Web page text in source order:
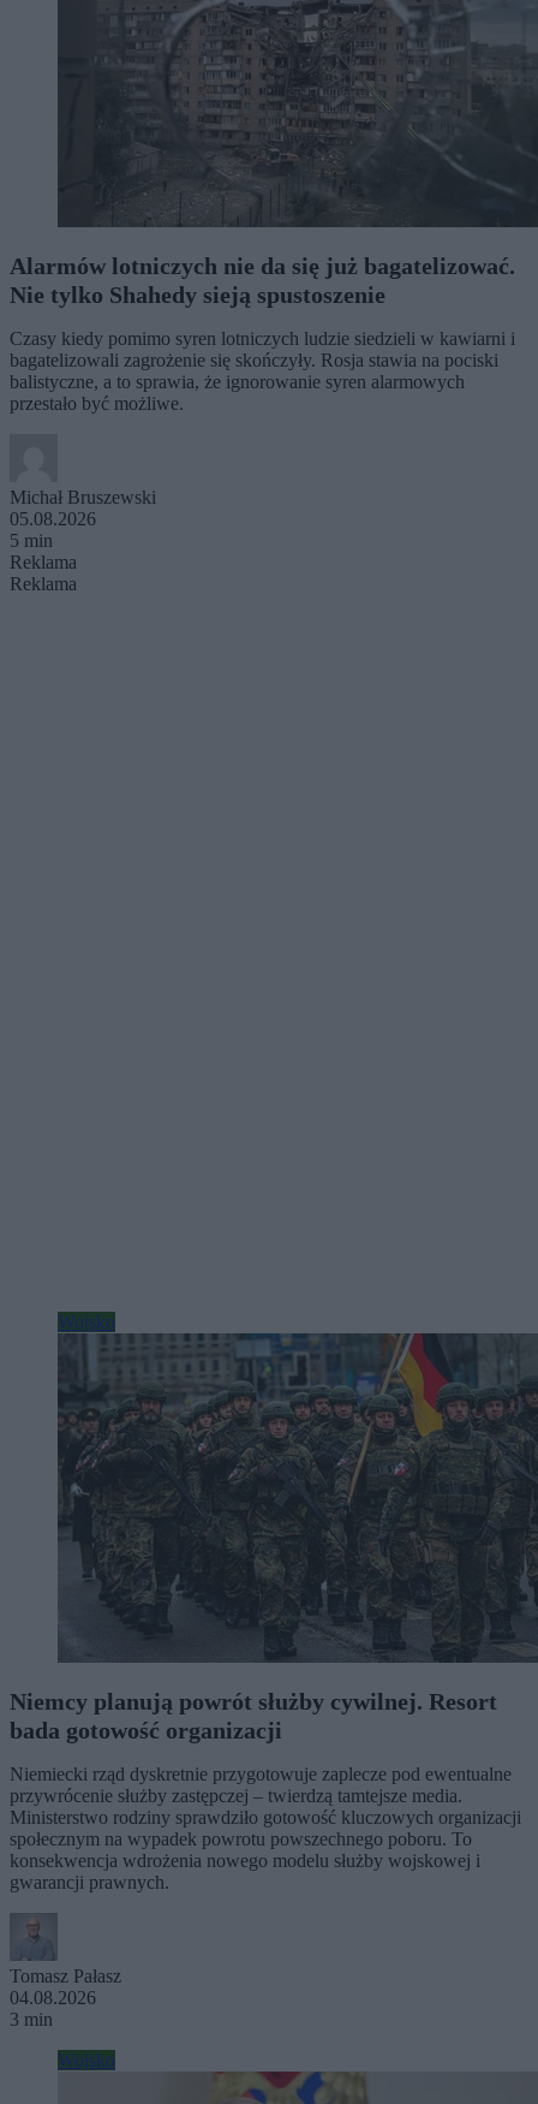
Alarmów lotniczych nie da się już bagatelizować.
Nie tylko Shahedy sieją spustoszenie
Czasy kiedy pomimo syren lotniczych ludzie siedzieli w kawiarni i
bagatelizowali zagrożenie się skończyły. Rosja stawia na pociski
balistyczne, a to sprawia, że ignorowanie syren alarmowych
przestało być możliwe.
Michał Bruszewski
05.08.2026
5 min
Reklama
Reklama
Wojsko
Niemcy planują powrót służby cywilnej. Resort
bada gotowość organizacji
Niemiecki rząd dyskretnie przygotowuje zaplecze pod ewentualne
przywrócenie służby zastępczej – twierdzą tamtejsze media.
Ministerstwo rodziny sprawdziło gotowość kluczowych organizacji
społecznym na wypadek powrotu powszechnego poboru. To
konsekwencja wdrożenia nowego modelu służby wojskowej i
gwarancji prawnych.
Tomasz Pałasz
04.08.2026
3 min
Wojsko